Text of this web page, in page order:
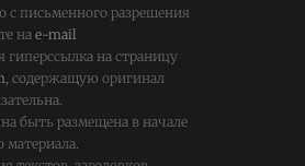
с письменного разрешения
на e-mail
гиперссылка на страницу
, содержащую оригинал
быть размещена в начале
материала.